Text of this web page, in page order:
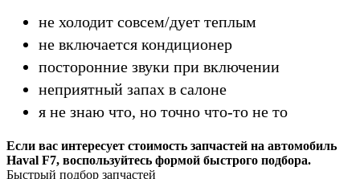
не холодит совсем/дует теплым
не включается кондиционер
посторонние звуки при включении
неприятный запах в салоне
я не знаю что, но точно что-то не то
Если вас интересует стоимость запчастей на автомобиль
Haval F7, воспользуйтесь формой быстрого подбора.
Быстрый подбор запчастей